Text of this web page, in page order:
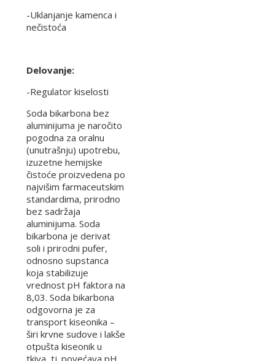
-Uklanjanje kamenca i
nečistoća
Delovanje:
-Regulator kiselosti
Soda bikarbona bez
aluminijuma je naročito
pogodna za oralnu
(unutrašnju) upotrebu,
izuzetne hemijske
čistoće proizvedena po
najvišim farmaceutskim
standardima, prirodno
bez sadržaja
aluminijuma. Soda
bikarbona je derivat
soli i prirodni pufer,
odnosno supstanca
koja stabilizuje
vrednost pH faktora na
8,03. Soda bikarbona
odgovorna je za
transport kiseonika –
širi krvne sudove i lakše
otpušta kiseonik u
tkiva, tj. povećava pH